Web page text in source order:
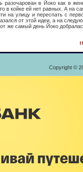
разочарован в Йоко как в
в койке ей нет равных. А на
на улицу и переспать с
от этой идеи, а на
самый день Йоко добралась
Copyright ©